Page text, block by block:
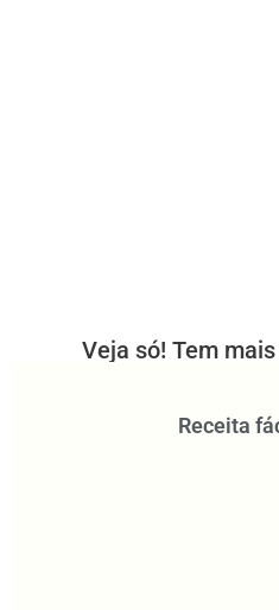
Veja só! Tem
Receita